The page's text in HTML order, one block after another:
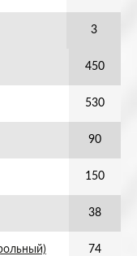
3
450
530
90
150
38
74